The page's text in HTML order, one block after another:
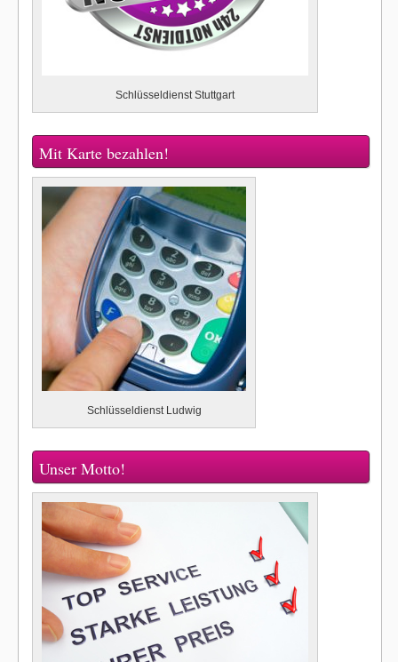
Schlüsseldienst Stuttgart
Mit Karte bezahlen!
Schlüsseldienst Ludwig
Unser Motto!